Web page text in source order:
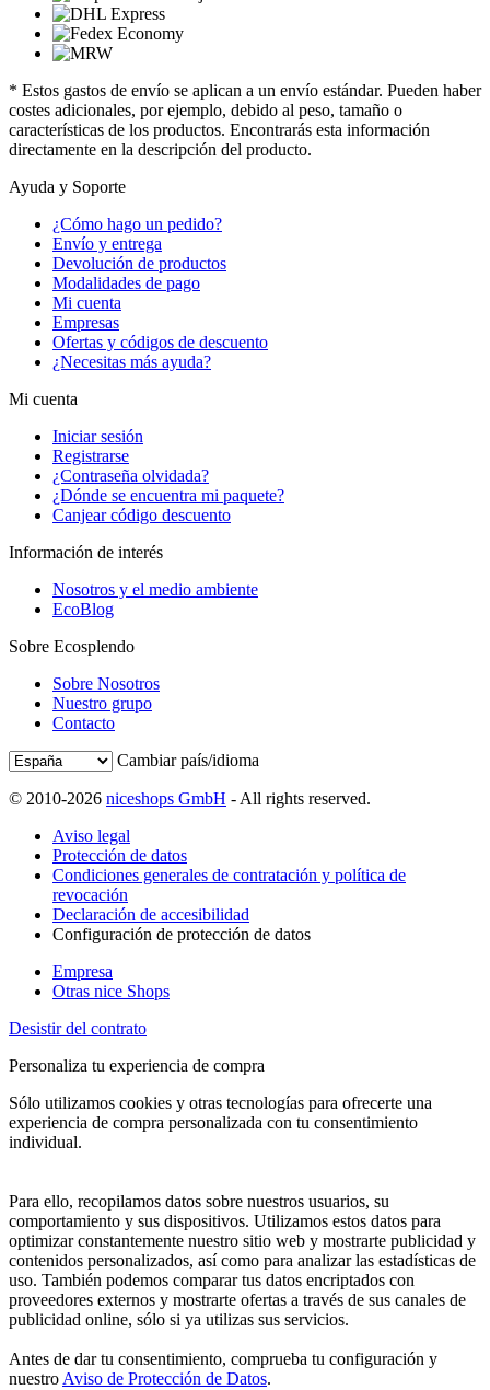
* Estos gastos de envío se aplican a un envío estándar. Pueden haber
costes adicionales, por ejemplo, debido al peso, tamaño o
características de los productos. Encontrarás esta información
directamente en la descripción del producto.
Ayuda y Soporte
¿Cómo hago un pedido?
Envío y entrega
Devolución de productos
Modalidades de pago
Mi cuenta
Empresas
Ofertas y códigos de descuento
¿Necesitas más ayuda?
Mi cuenta
Iniciar sesión
Registrarse
¿Contraseña olvidada?
¿Dónde se encuentra mi paquete?
Canjear código descuento
Información de interés
Nosotros y el medio ambiente
EcoBlog
Sobre Ecosplendo
Sobre Nosotros
Nuestro grupo
Contacto
Cambiar país/idioma
© 2010-2026 niceshops GmbH - All rights reserved.
Aviso legal
Protección de datos
Condiciones generales de contratación y política de
revocación
Declaración de accesibilidad
Configuración de protección de datos
Empresa
Otras nice Shops
Desistir del contrato
Personaliza tu experiencia de compra
Sólo utilizamos cookies y otras tecnologías para ofrecerte una
experiencia de compra personalizada con tu consentimiento
individual.
Para ello, recopilamos datos sobre nuestros usuarios, su
comportamiento y sus dispositivos. Utilizamos estos datos para
optimizar constantemente nuestro sitio web y mostrarte publicidad y
contenidos personalizados, así como para analizar las estadísticas de
uso. También podemos comparar tus datos encriptados con
proveedores externos y mostrarte ofertas a través de sus canales de
publicidad online, sólo si ya utilizas sus servicios.
Antes de dar tu consentimiento, comprueba tu configuración y
nuestroAviso de Protección de Datos.